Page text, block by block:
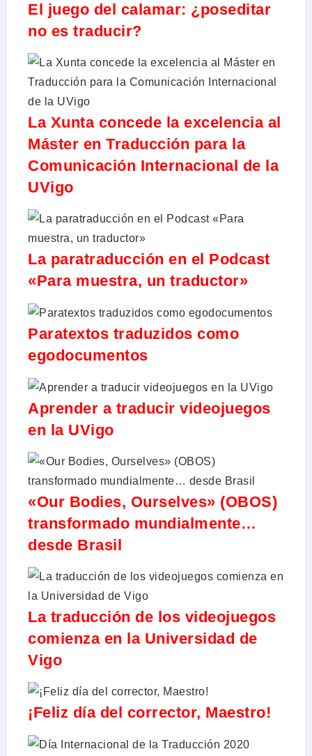
El juego del calamar: ¿poseditar
no es traducir?
La Xunta concede la excelencia al
Máster en Traducción para la
Comunicación Internacional de la
UVigo
La paratraducción en el Podcast
«Para muestra, un traductor»
Paratextos traduzidos como
egodocumentos
Aprender a traducir videojuegos
en la UVigo
«Our Bodies, Ourselves» (OBOS)
transformado mundialmente…
desde Brasil
La traducción de los videojuegos
comienza en la Universidad de
Vigo
¡Feliz día del corrector, Maestro!